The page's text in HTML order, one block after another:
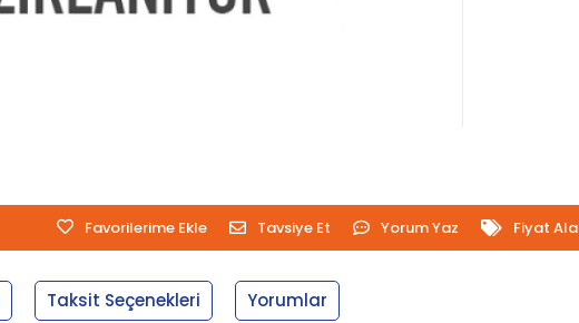
Favorilerime Ekle Tavsiye Et Yorum Yaz Fiyat
Taksit Seçenekleri Yorumlar